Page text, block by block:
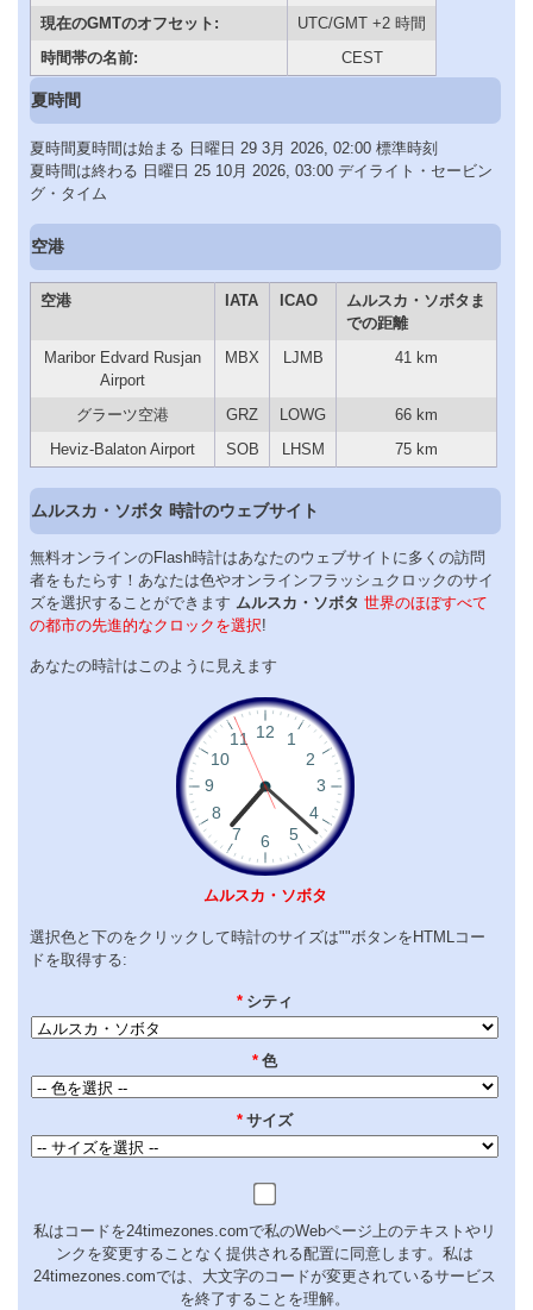
現在のGMTのオフセット:
UTC/GMT +2 時間
時間帯の名前:
CEST
夏時間
夏時間夏時間は始まる 日曜日 29 3月 2026, 02:00 標準時刻
夏時間は終わる 日曜日 25 10月 2026, 03:00 デイライト・セービン
グ・タイム
空港
空港 IATA ICAO
ムルスカ・ソボタま
での距離
Maribor Edvard Rusjan
Airport
MBX LJMB 41 km
グラーツ空港 GRZ LOWG
66 km
Heviz-Balaton Airport
SOB LHSM 75 km
ムルスカ・ソボタ 時計のウェブサイト
無料オンラインのFlash時計はあなたのウェブサイトに多くの訪問
者をもたらす！あなたは色やオンラインフラッシュクロックのサイ
ズを選択することができます ムルスカ・ソボタ 世界のほぼすべて
の都市の先進的なクロックを選択!
あなたの時計はこのように見えます
ムルスカ・ソボタ
選択色と下のをクリックして時計のサイズは""ボタンをHTMLコー
ドを取得する:
* シティ
* 色
* サイズ
私はコードを24timezones.comで私のWebページ上のテキストやリ
ンクを変更することなく提供される配置に同意します。私は
24timezones.comでは、大文字のコードが変更されているサービス
を終了することを理解。